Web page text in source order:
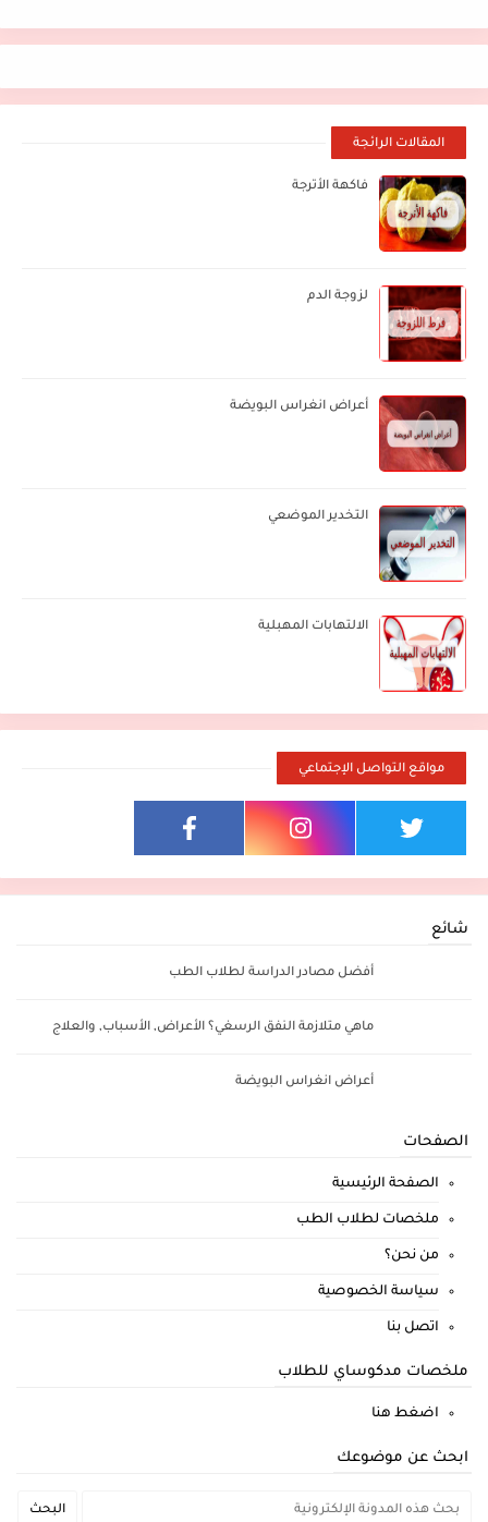
المقالات الرائجة
فاكهة الأترجة
لزوجة الدم
أعراض انغراس البويضة
التخدير الموضعي
الالتهابات المهبلية
مواقع التواصل الإجتماعي
شائع
أفضل مصادر الدراسة لطلاب الطب
ماهي متلازمة النفق الرسغي؟ الأعراض, الأسباب, والعلاج
أعراض انغراس البويضة
الصفحات
الصفحة الرئيسية
ملخصات لطلاب الطب
من نحن؟
سياسة الخصوصية
اتصل بنا
ملخصات مدكوساي للطلاب
اضغط هنا
ابحث عن موضوعك